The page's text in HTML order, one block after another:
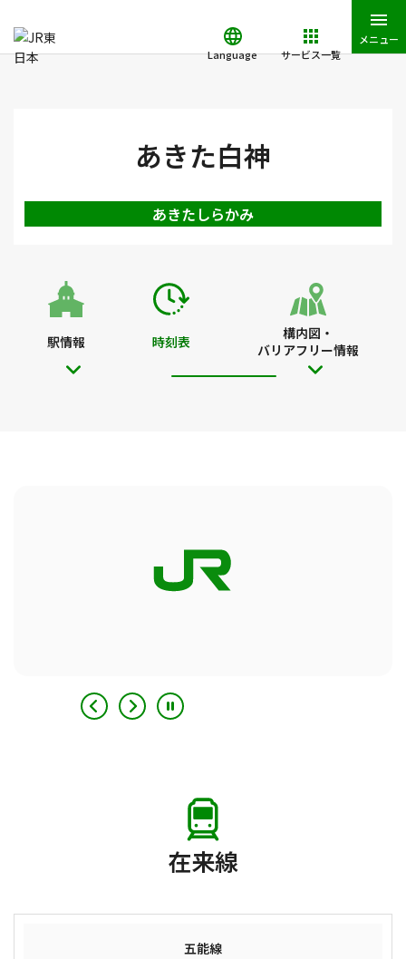
Language サービス一覧
メニュー
あきた白神
あきたしらかみ
駅情報 時刻表
構内図・
バリアフリー情報
在来線
五能線